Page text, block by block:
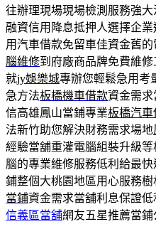
往辦理現場現場檢測服務強大
融資信用降息抵押人選擇企
用汽車借款免留車佳資金舊
腦維修到府廠商品牌免費維
就jy娛樂城專辦您輕鬆急用考
急方法板橋機車借款資金需求
信高雄鳳山當鋪專業板橋汽車
法新竹助您解決財務需求場地
經驗當舖重灌電腦組裝升級等
腦的專業維修服務低利給最快
鋪整個大桃園地區用心服務
當鋪資金需求當舖利息保證
信義區當舖網友五星推薦當鋪